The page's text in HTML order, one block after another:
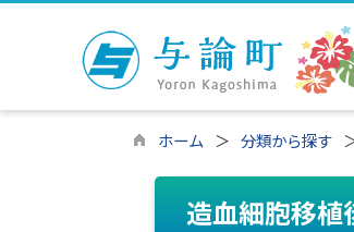
ホーム 分類から探す
造血細胞移植